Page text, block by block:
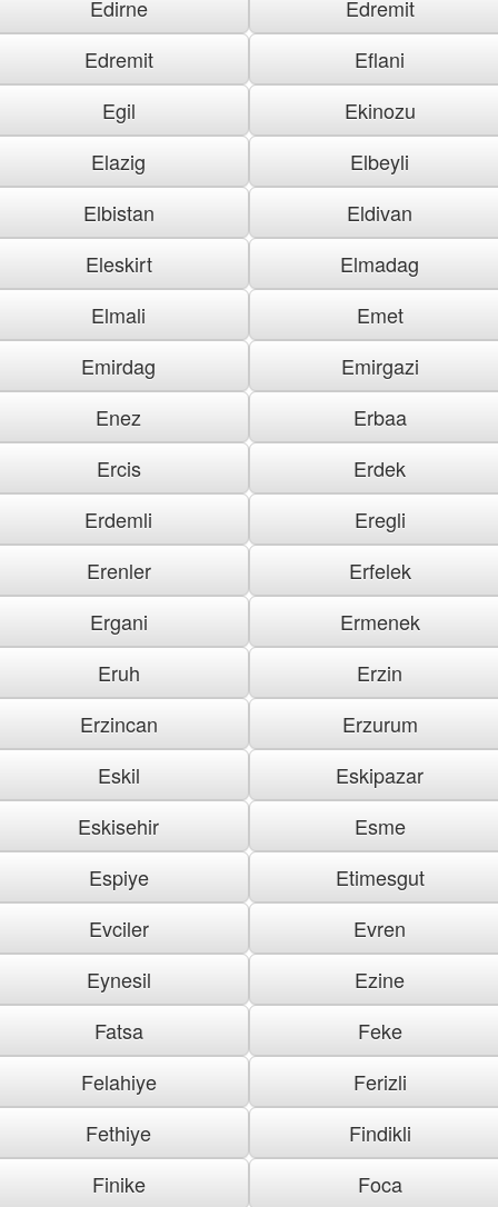
Edirne
Edremit
Edremit
Eflani
Egil
Ekinozu
Elazig
Elbeyli
Elbistan
Eldivan
Eleskirt
Elmadag
Elmali
Emet
Emirdag
Emirgazi
Enez
Erbaa
Ercis
Erdek
Erdemli
Eregli
Erenler
Erfelek
Ergani
Ermenek
Eruh
Erzin
Erzincan
Erzurum
Eskil
Eskipazar
Eskisehir
Esme
Espiye
Etimesgut
Evciler
Evren
Eynesil
Ezine
Fatsa
Feke
Felahiye
Ferizli
Fethiye
Findikli
Finike
Foca